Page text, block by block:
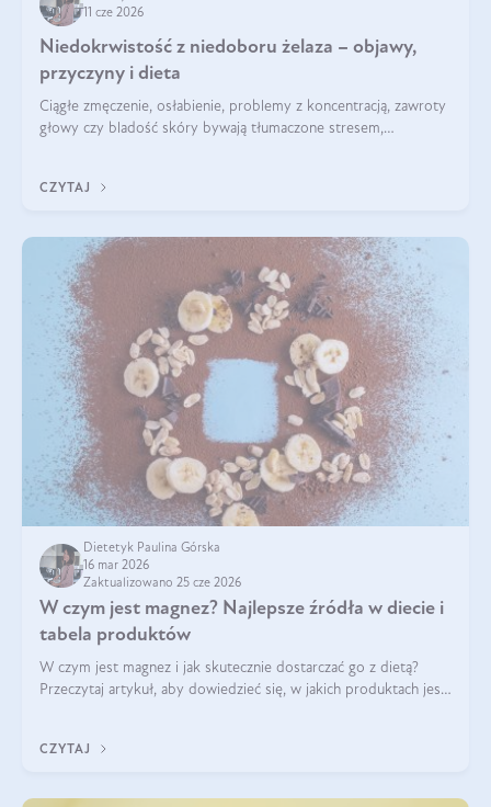
11 cze 2026
Niedokrwistość z niedoboru żelaza – objawy,
przyczyny i dieta
Ciągłe zmęczenie, osłabienie, problemy z koncentracją, zawroty
głowy czy bladość skóry bywają tłumaczone stresem,
CZYTAJ
Dietetyk Paulina Górska
16 mar 2026
Zaktualizowano 25 cze 2026
W czym jest magnez? Najlepsze źródła w diecie i
tabela produktów
W czym jest magnez i jak skutecznie dostarczać go z dietą?
Przeczytaj artykuł, aby dowiedzieć się, w jakich produktach jest
CZYTAJ